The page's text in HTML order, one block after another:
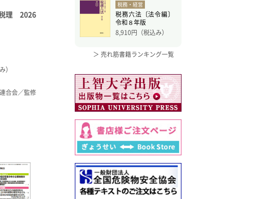
理 2026
）
合会／監修
税務・経営
税務六法〔法令編〕
令和８年版
8,910円（税込み）
＞ 売れ筋書籍ランキング一覧